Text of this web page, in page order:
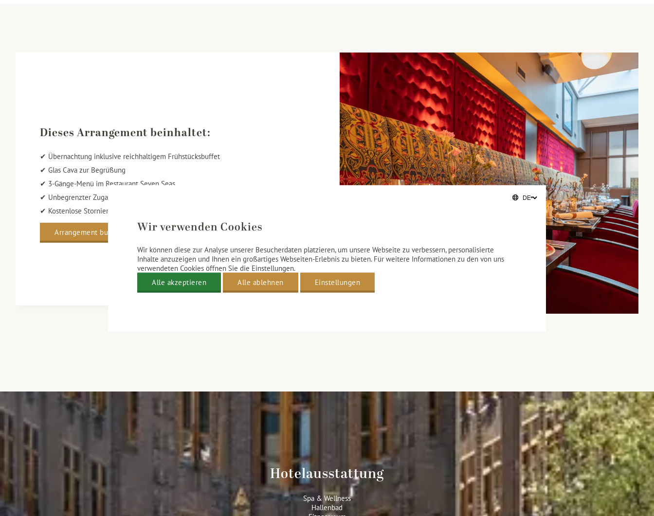
Dieses Arrangement beinhaltet:
✔ Übernachtung inklusive reichhaltigem Frühstücksbuffet
✔ Glas Cava zur Begrüßung
✔ 3-Gänge-Menü im Restaurant Seven Seas
✔ Unbegrenzter Zugang zum Spa- & Wellnessbereich
✔ Kostenlose Stornierung oder Änderung bis 12:00 Uhr am Vortag der Anreise
Arrangement buchen
Hotelausstattung
Spa & Wellness
Hallenbad
Wir verwenden Cookies
Wir können diese zur Analyse unserer Besucherdaten platzieren, um unsere Webseite zu verbessern, personalisierte
Inhalte anzuzeigen und Ihnen ein großartiges Webseiten-Erlebnis zu bieten. Für weitere Informationen zu den von uns
verwendeten Cookies öffnen Sie die Einstellungen.
Alle akzeptieren
Alle ablehnen Einstellungen